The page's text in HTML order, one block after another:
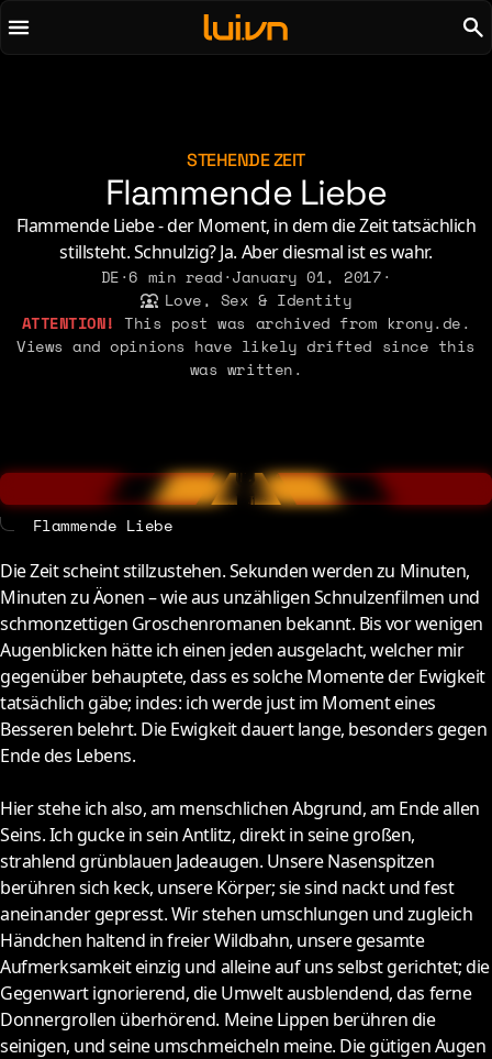
To main content
To menu
Concrete & Steel
Curiosity & Science
Music
Nerdom & Games
Personal Lore
Politics & Ideology
2026
2021
2016
2015
2014
2011
2010
About
STEHENDE ZEIT
Flammende Liebe
Flammende Liebe - der Moment, in dem die Zeit tatsächlich
stillsteht. Schnulzig? Ja. Aber diesmal ist es wahr.
DE·6 min read·January 01, 2017·
Love, Sex & Identity
This post was archived from krony.de.
Views and opinions have likely drifted since this
was written.
Flammende Liebe
Die Zeit scheint stillzustehen. Sekunden werden zu Minuten,
Minuten zu Äonen – wie aus unzähligen Schnulzenfilmen und
schmonzettigen Groschenromanen bekannt. Bis vor wenigen
Augenblicken hätte ich einen jeden ausgelacht, welcher mir
gegenüber behauptete, dass es solche Momente der Ewigkeit
tatsächlich gäbe; indes: ich werde just im Moment eines
Besseren belehrt. Die Ewigkeit dauert lange, besonders gegen
Ende des Lebens.
Hier stehe ich also, am menschlichen Abgrund, am Ende allen
Seins. Ich gucke in sein Antlitz, direkt in seine großen,
strahlend grünblauen Jadeaugen. Unsere Nasenspitzen
berühren sich keck, unsere Körper; sie sind nackt und fest
aneinander gepresst. Wir stehen umschlungen und zugleich
Händchen haltend in freier Wildbahn, unsere gesamte
Aufmerksamkeit einzig und alleine auf uns selbst gerichtet; die
Gegenwart ignorierend, die Umwelt ausblendend, das ferne
Donnergrollen überhörend. Meine Lippen berühren die
seinigen, und seine umschmeicheln meine. Die gütigen Augen